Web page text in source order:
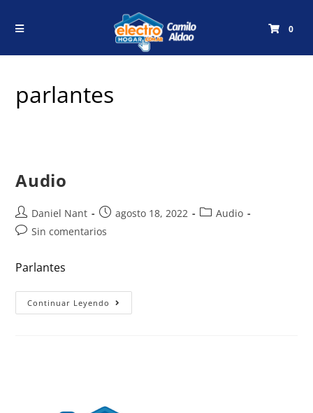
0
parlantes
Audio
Daniel Nant agosto 18, 2022
Audio
Sin comentarios
Parlantes
Continuar Leyendo